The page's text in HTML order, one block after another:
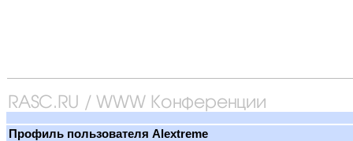
Профиль пользователя Alextreme